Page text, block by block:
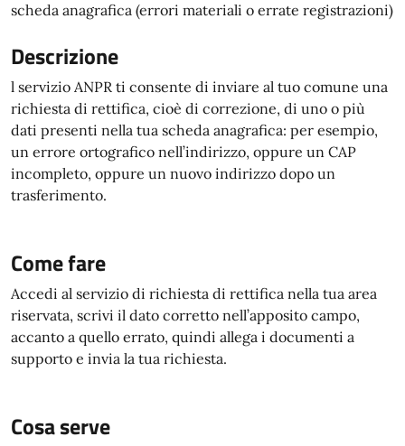
scheda anagrafica (errori materiali o errate registrazioni)
Descrizione
l servizio ANPR ti consente di inviare al tuo comune una
richiesta di rettifica, cioè di correzione, di uno o più
dati presenti nella tua scheda anagrafica: per esempio,
un errore ortografico nell’indirizzo, oppure un CAP
incompleto, oppure un nuovo indirizzo dopo un
trasferimento.
Come fare
Accedi al servizio di richiesta di rettifica nella tua area
riservata, scrivi il dato corretto nell’apposito campo,
accanto a quello errato, quindi allega i documenti a
supporto e invia la tua richiesta.
Cosa serve